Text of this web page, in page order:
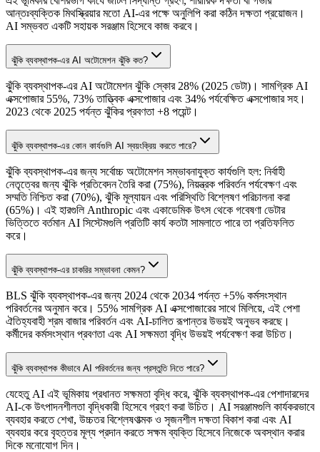
আন্তঃব্যক্তিক মিথস্ক্রিয়ার মতো AI-এর পক্ষে অনুলিপি করা কঠিন দক্ষতা প্রয়োজন।
AI সম্ভবত একটি সহায়ক সরঞ্জাম হিসেবে কাজ করবে।
ঝুঁকি ব্যবস্থাপক-এর AI অটোমেশন ঝুঁকি কত?
ঝুঁকি ব্যবস্থাপক-এর AI অটোমেশন ঝুঁকি স্কোর 28% (2025 ডেটা)। সামগ্রিক AI
এক্সপোজার 55%, 73% তাত্ত্বিক এক্সপোজার এবং 34% পর্যবেক্ষিত এক্সপোজার সহ।
2023 থেকে 2025 পর্যন্ত ঝুঁকির প্রবণতা +8 পয়েন্ট।
ঝুঁকি ব্যবস্থাপক-এর কোন কার্যগুলি AI স্বয়ংক্রিয় করতে পারে?
ঝুঁকি ব্যবস্থাপক-এর জন্য সর্বোচ্চ অটোমেশন সম্ভাবনাযুক্ত কার্যগুলি হল: নির্বাহী
নেতৃত্বের জন্য ঝুঁকি প্রতিবেদন তৈরি করা (75%), নিয়ন্ত্রক পরিবর্তন পর্যবেক্ষণ এবং
সম্মতি নিশ্চিত করা (70%), ঝুঁকি মূল্যায়ন এবং পরিস্থিতি বিশ্লেষণ পরিচালনা করা
(65%)। এই হারগুলি Anthropic এবং একাডেমিক উৎস থেকে গবেষণা ডেটার
ভিত্তিতে বর্তমান AI সিস্টেমগুলি প্রতিটি কার্য কতটা সামলাতে পারে তা প্রতিফলিত
করে।
ঝুঁকি ব্যবস্থাপক-এর চাকরির সম্ভাবনা কেমন?
BLS ঝুঁকি ব্যবস্থাপক-এর জন্য 2024 থেকে 2034 পর্যন্ত +5% কর্মসংস্থান
পরিবর্তনের অনুমান করে। 55% সামগ্রিক AI এক্সপোজারের সাথে মিলিয়ে, এই পেশা
ঐতিহ্যবাহী শ্রম বাজার পরিবর্তন এবং AI-চালিত রূপান্তর উভয়ই অনুভব করছে।
কর্মীদের কর্মসংস্থান প্রবণতা এবং AI সক্ষমতা বৃদ্ধি উভয়ই পর্যবেক্ষণ করা উচিত।
ঝুঁকি ব্যবস্থাপক কীভাবে AI পরিবর্তনের জন্য প্রস্তুতি নিতে পারে?
যেহেতু AI এই ভূমিকায় প্রধানত সক্ষমতা বৃদ্ধি করে, ঝুঁকি ব্যবস্থাপক-এর পেশাদারদের
AI-কে উৎপাদনশীলতা বৃদ্ধিকারী হিসেবে গ্রহণ করা উচিত। AI সরঞ্জামগুলি কার্যকরভাবে
ব্যবহার করতে শেখা, উচ্চতর বিশ্লেষণাত্মক ও সৃজনশীল দক্ষতা বিকাশ করা এবং AI
ব্যবহার করে বৃহত্তর মূল্য প্রদান করতে সক্ষম ব্যক্তি হিসেবে নিজেকে অবস্থান করার
দিকে মনোযোগ দিন।